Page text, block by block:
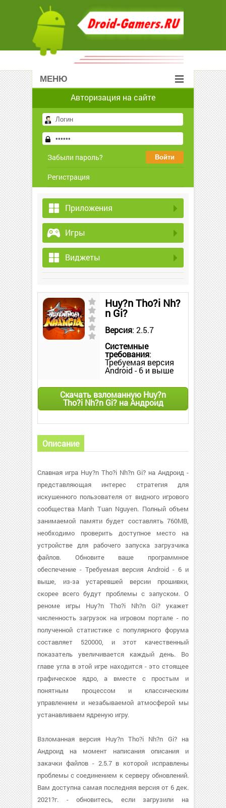
МЕНЮ
Авторизация на сайте
Забыли пароль?
Регистрация
Приложения
Игры
Виджеты
Huy?n Tho?i Nh?
n Gi?
Версия: 2.5.7
Системные
требования:
Требуемая версия
Android - 6 и выше
Скачать взломанную Huy?n
Tho?i Nh?n Gi? на Андроид
Описание
Славная игра Huy?n Tho?i Nh?n Gi? на Андроид -
представляющая интерес стратегия для
искушенного пользователя от видного игрового
сообщества Manh Tuan Nguyen. Полный объем
занимаемой памяти будет составлять 760MB,
необходимо проверить доступное место на
устройстве для рабочего запуска загрузчика
файлов. Обновите ваше программное
обеспечение - Требуемая версия Android - 6 и
выше, из-за устаревшей версии прошивки,
скорее всего будут проблемы с запуском. О
реноме игры Huy?n Tho?i Nh?n Gi? укажет
численность загрузок на игровом портале - по
полученной статистике с популярного форума
составляет 520000, и этот качественный
показатель увеличивается каждый день. Во
главе угла в этой игре находится - это стоящее
графическое ядро, а вместе с простым и
понятным процессом и классическим
управлением и незабываемой атмосферой мы
устанавливаем ядреную игру.
Взломанная версия Huy?n Tho?i Nh?n Gi? на
Андроид на момент написания описания и
закачки файлов - 2.5.7 в которой исправлены
проблемы с соединением к серверу обновлений.
Вам доступна самая последняя версия от 6 дек.
2021?г. - обновитесь, если загрузили на